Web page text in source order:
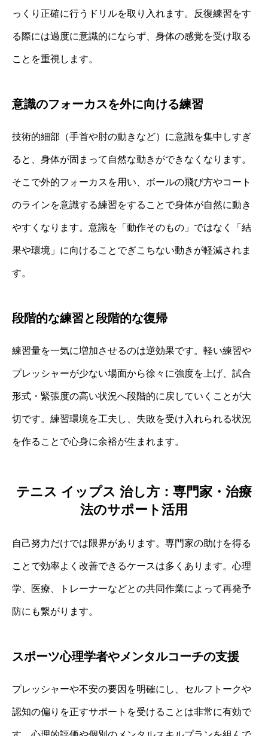
っくり正確に行うドリルを取り入れます。反復練習をす
る際には過度に意識的にならず、身体の感覚を受け取る
ことを重視します。
意識のフォーカスを外に向ける練習
技術的細部（手首や肘の動きなど）に意識を集中しすぎ
ると、身体が固まって自然な動きができなくなります。
そこで外的フォーカスを用い、ボールの飛び方やコート
のラインを意識する練習をすることで身体が自然に動き
やすくなります。意識を「動作そのもの」ではなく「結
果や環境」に向けることでぎこちない動きが軽減されま
す。
段階的な練習と段階的な復帰
練習量を一気に増加させるのは逆効果です。軽い練習や
プレッシャーが少ない場面から徐々に強度を上げ、試合
形式・緊張度の高い状況へ段階的に戻していくことが大
切です。練習環境を工夫し、失敗を受け入れられる状況
を作ることで心身に余裕が生まれます。
テニス イップス 治し方：専門家・治療
法のサポート活用
自己努力だけでは限界があります。専門家の助けを得る
ことで効率よく改善できるケースは多くあります。心理
学、医療、トレーナーなどとの共同作業によって再発予
防にも繋がります。
スポーツ心理学者やメンタルコーチの支援
プレッシャーや不安の要因を明確にし、セルフトークや
認知の偏りを正すサポートを受けることは非常に有効で